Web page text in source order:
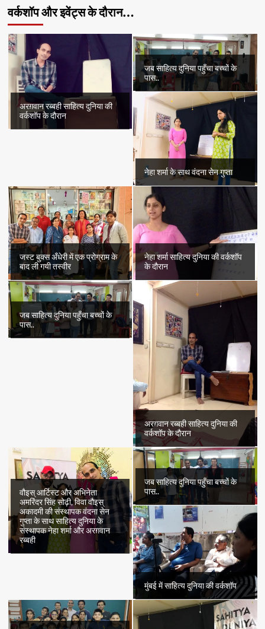
वर्कशॉप और इवेंट्स के दौरान…
अरग़वान रब्बही साहित्य दुनिया की
वर्कशॉप के दौरान
जब साहित्य दुनिया पहुँचा बच्चों के
पास..
नेहा शर्मा के साथ वंदना सेन गुप्ता
जस्ट बुक्स अँधेरी में एक प्रोग्राम के
बाद ली गयी तस्वीर
नेहा शर्मा साहित्य दुनिया की वर्कशॉप
के दौरान
जब साहित्य दुनिया पहुँचा बच्चों के
पास..
अरग़वान रब्बही साहित्य दुनिया की
वर्कशॉप के दौरान
वौइस् आर्टिस्ट और अभिनेता
अमरिंदर सिंह सोढ़ी, विवा वौइस्
अकादमी की संस्थापक वंदना सेन
गुप्ता के साथ साहित्य दुनिया के
संस्थापक नेहा शर्मा और अरग़वान
रब्बही
जब साहित्य दुनिया पहुँचा बच्चों के
पास..
मुंबई में साहित्य दुनिया की वर्कशॉप